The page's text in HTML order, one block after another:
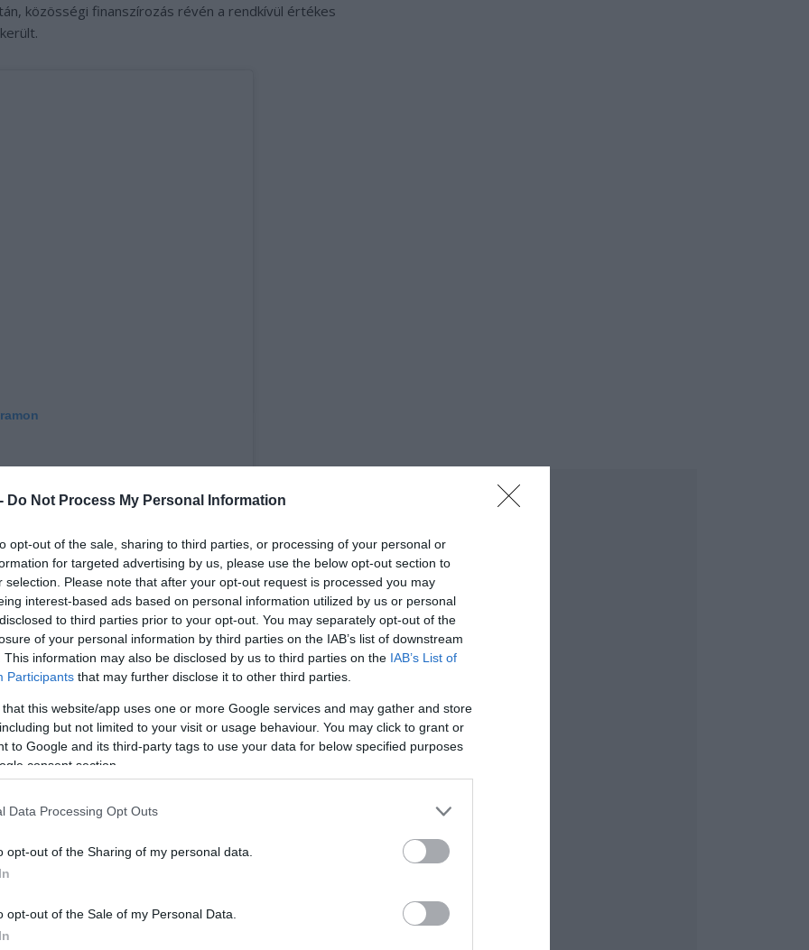
Do Not Process My Personal Information
opt-out of the sale, sharing to third parties, or processing of your personal or
for targeted advertising by us, please use the below opt-out section to
selection. Please note that after your opt-out request is processed you may
interest-based ads based on personal information utilized by us or personal
to third parties prior to your opt-out. You may separately opt-out of the
of your personal information by third parties on the IAB’s list of downstream
This information may also be disclosed by us to third parties on the IAB’s List of
Participants that may further disclose it to other third parties.
that this website/app uses one or more Google services and may gather and store
but not limited to your visit or usage behaviour. You may click to grant or
to Google and its third-party tags to use your data for below specified purposes
consent section.
Data Processing Opt Outs
opt-out of the Sharing of my personal data.
opt-out of the Sale of my Personal Data.
közösségi finanszírozás révén a rendkívül értékes